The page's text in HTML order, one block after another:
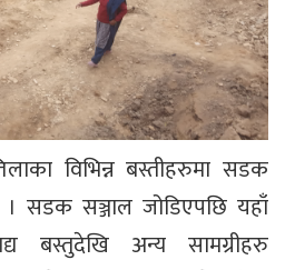
विभिन्न बस्तीहरुमा सडक
। सडक सञ्जाल जोडिएपछि यहाँ
बस्तुदेखि अन्य सामग्रीहरु